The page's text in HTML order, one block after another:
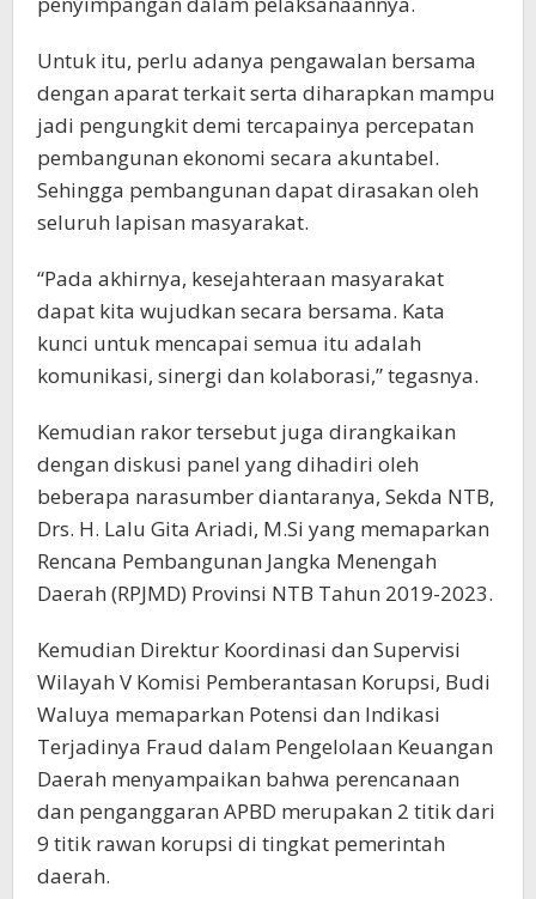
Untuk itu, perlu adanya pengawalan bersama
dengan aparat terkait serta diharapkan mampu
jadi pengungkit demi tercapainya percepatan
pembangunan ekonomi secara akuntabel.
Sehingga pembangunan dapat dirasakan oleh
seluruh lapisan masyarakat.
“Pada akhirnya, kesejahteraan masyarakat
dapat kita wujudkan secara bersama. Kata
kunci untuk mencapai semua itu adalah
komunikasi, sinergi dan kolaborasi,” tegasnya.
Kemudian rakor tersebut juga dirangkaikan
dengan diskusi panel yang dihadiri oleh
beberapa narasumber diantaranya, Sekda NTB,
Drs. H. Lalu Gita Ariadi, M.Si yang memaparkan
Rencana Pembangunan Jangka Menengah
Daerah (RPJMD) Provinsi NTB Tahun 2019-2023.
Kemudian Direktur Koordinasi dan Supervisi
Wilayah V Komisi Pemberantasan Korupsi, Budi
Waluya memaparkan Potensi dan Indikasi
Terjadinya Fraud dalam Pengelolaan Keuangan
Daerah menyampaikan bahwa perencanaan
dan penganggaran APBD merupakan 2 titik dari
9 titik rawan korupsi di tingkat pemerintah
daerah.